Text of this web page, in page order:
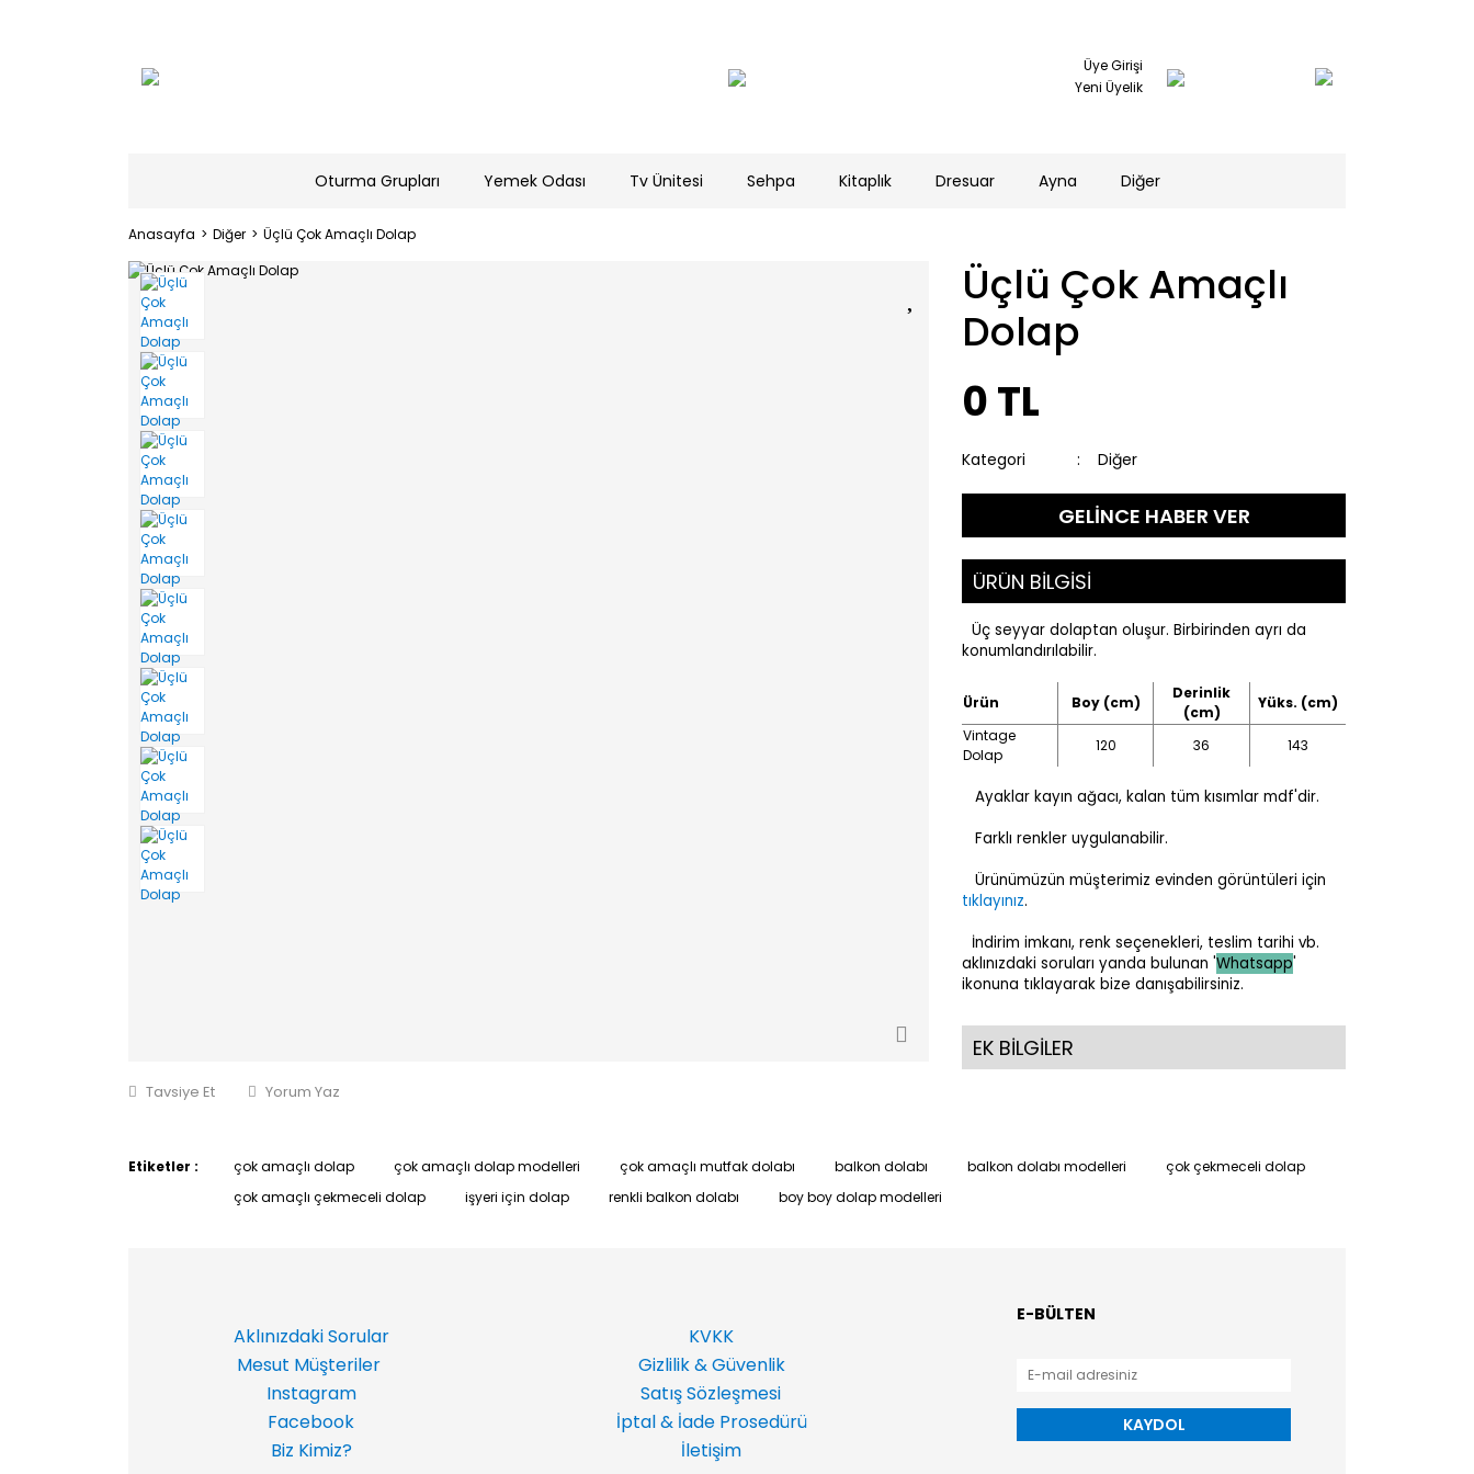
Üye Girişi
Yeni Üyelik
Oturma Grupları Yemek Odası Tv Ünitesi Sehpa Kitaplık Dresuar Ayna Diğer
Anasayfa Diğer Üçlü Çok Amaçlı Dolap
Tavsiye Et Yorum Yaz
Üçlü Çok Amaçlı
Dolap
0 TL
Kategori Diğer
GELİNCE HABER VER
ÜRÜN BİLGİSİ
Üç seyyar dolaptan oluşur. Birbirinden ayrı da
konumlandırılabilir.
Ürün Boy (cm)
Derinlik
(cm)
Yüks. (cm)
Vintage
Dolap
120 36 143
Ayaklar kayın ağacı, kalan tüm kısımlar mdf'dir.
Farklı renkler uygulanabilir.
Ürünümüzün müşterimiz evinden görüntüleri için
tıklayınız.
İndirim imkanı, renk seçenekleri, teslim tarihi vb.
aklınızdaki soruları yanda bulunan 'Whatsapp'
ikonuna tıklayarak bize danışabilirsiniz.
EK BİLGİLER
Etiketler : çok amaçlı dolap çok amaçlı dolap modelleri çok amaçlı mutfak dolabı balkon dolabı balkon dolabı modelleri
çok çekmeceli dolap
çok amaçlı çekmeceli dolap
işyeri için dolap renkli balkon dolabı boy boy dolap modelleri
Aklınızdaki Sorular
KVKK
Mesut Müşteriler
Gizlilik & Güvenlik
Instagram
Satış Sözleşmesi
Facebook
İptal & İade Prosedürü
Biz Kimiz?
İletişim
E-BÜLTEN
KAYDOL